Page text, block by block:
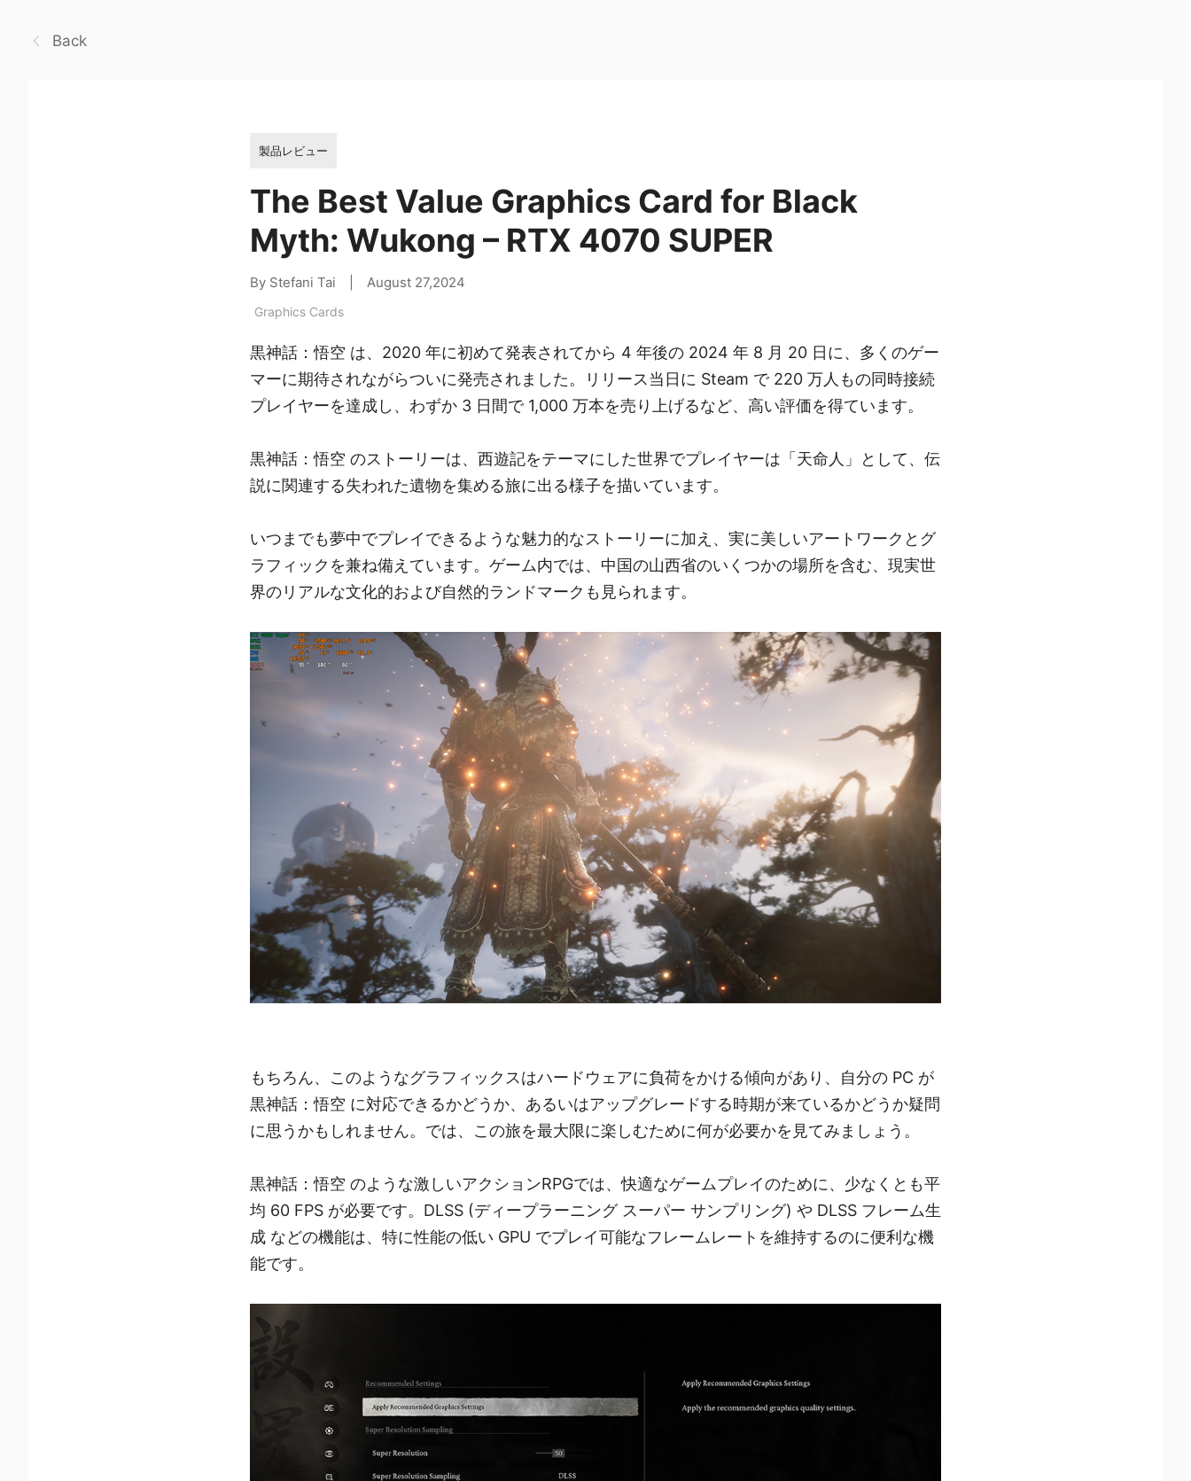
Back
製品レビュー
The Best Value Graphics Card for Black
Myth: Wukong – RTX 4070 SUPER
By Stefani Tai August 27,2024
Graphics Cards
黒神話：悟空 は、2020 年に初めて発表されてから 4 年後の 2024 年 8 月 20 日に、多くのゲー
マーに期待されながらついに発売されました。リリース当日に Steam で 220 万人もの同時接続
プレイヤーを達成し、わずか 3 日間で 1,000 万本を売り上げるなど、高い評価を得ています。
黒神話：悟空 のストーリーは、西遊記をテーマにした世界でプレイヤーは「天命人」として、伝
説に関連する失われた遺物を集める旅に出る様子を描いています。
いつまでも夢中でプレイできるような魅力的なストーリーに加え、実に美しいアートワークとグ
ラフィックを兼ね備えています。ゲーム内では、中国の山西省のいくつかの場所を含む、現実世
界のリアルな文化的および自然的ランドマークも見られます。
もちろん、このようなグラフィックスはハードウェアに負荷をかける傾向があり、自分の PC が
黒神話：悟空 に対応できるかどうか、あるいはアップグレードする時期が来ているかどうか疑問
に思うかもしれません。では、この旅を最大限に楽しむために何が必要かを見てみましょう。
黒神話：悟空 のような激しいアクションRPGでは、快適なゲームプレイのために、少なくとも平
均 60 FPS が必要です。DLSS (ディープラーニング スーパー サンプリング) や DLSS フレーム生
成 などの機能は、特に性能の低い GPU でプレイ可能なフレームレートを維持するのに便利な機
能です。